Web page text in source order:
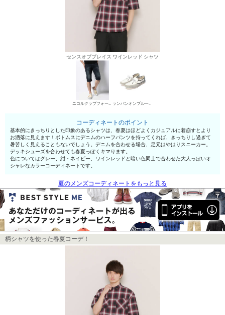
センスオブプレイス ワインレッド シャツ
ニコルクラブフォーメン デニムパンツ・ジーンズ ランバンオンブルー（メンズシューズ） デッキシューズ
コーディネートのポイント
基本的にきっちりとした印象のあるシャツは、春夏はほどよくカジュアルに着崩すとより
お洒落に見えます！ボトムスにデニムのハーフパンツを持ってくれば、きっちりし過ぎて
暑苦しく見えることもないでしょう。デニムを合わせる場合、足元はやはりスニーカー。
デッキシューズを合わせても春夏っぽくキマります。
色についてはグレー、紺・ネイビー、ワインレッドと暗い色同士で合わせた大人っぽいオ
シャレなカラーコーディネートです。
夏のメンズコーディネートをもっと見る
柄シャツを使った春夏コーデ！